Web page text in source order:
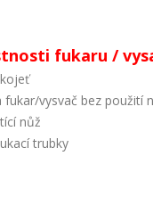
fukaru /
fukar/vysvač bez použití
nůž
trubky